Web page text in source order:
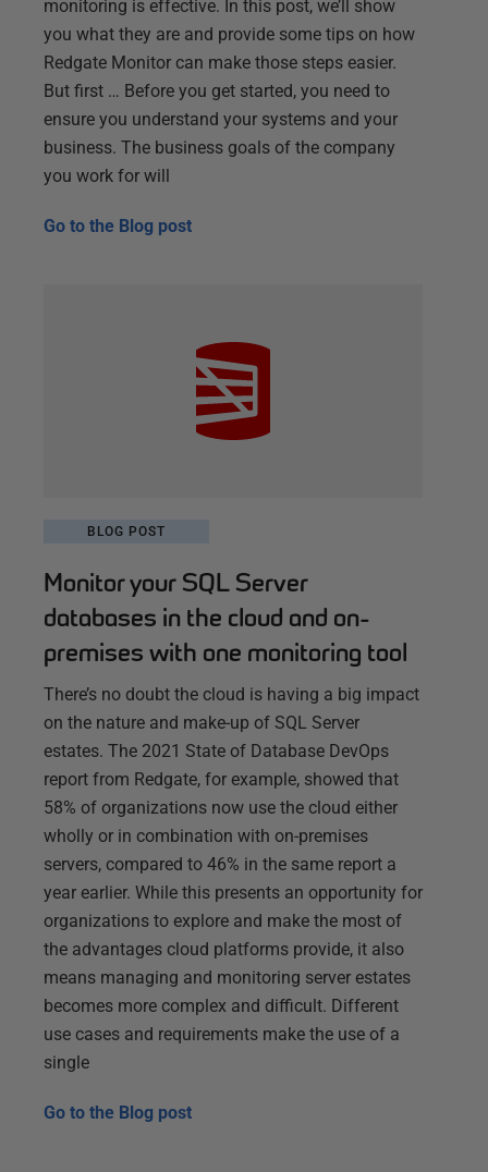
monitoring is effective. In this post, we’ll show
you what they are and provide some tips on how
Redgate Monitor can make those steps easier.
But first … Before you get started, you need to
ensure you understand your systems and your
business. The business goals of the company
you work for will
Go to the Blog post
BLOG POST
Monitor your SQL Server
databases in the cloud and on-
premises with one monitoring tool
There’s no doubt the cloud is having a big impact
on the nature and make-up of SQL Server
estates. The 2021 State of Database DevOps
report from Redgate, for example, showed that
58% of organizations now use the cloud either
wholly or in combination with on-premises
servers, compared to 46% in the same report a
year earlier. While this presents an opportunity for
organizations to explore and make the most of
the advantages cloud platforms provide, it also
means managing and monitoring server estates
becomes more complex and difficult. Different
use cases and requirements make the use of a
single
Go to the Blog post